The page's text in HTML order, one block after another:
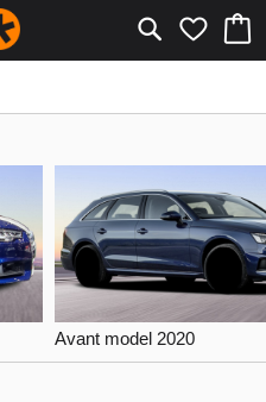
Avant model 2020